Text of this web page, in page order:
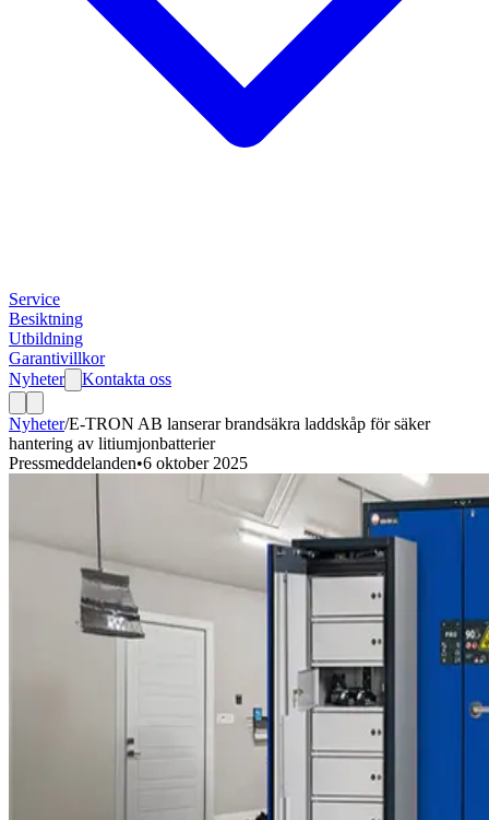
Service
Besiktning
Utbildning
Garantivillkor
Nyheter
Kontakta oss
Nyheter/E-TRON AB lanserar brandsäkra laddskåp för säker
hantering av litiumjonbatterier
Pressmeddelanden•6 oktober 2025